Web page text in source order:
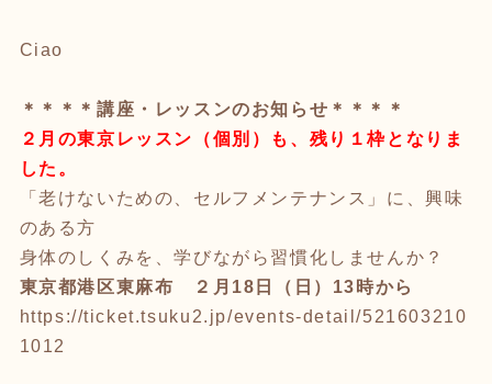
Ciao
＊＊＊＊講座・レッスンのお知らせ＊＊＊＊
２月の東京レッスン（個別）も、残り１枠となりま
した。
「老けないための、セルフメンテナンス」に、興味
のある方
身体のしくみを、学びながら習慣化しませんか？
東京都港区東麻布 ２月18日（日）13時から
https://ticket.tsuku2.jp/events-detail/521603210
1012